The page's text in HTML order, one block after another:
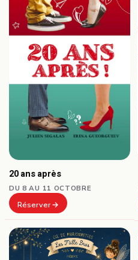
20 ans après
DU 8 AU 11 OCTOBRE
Réserver